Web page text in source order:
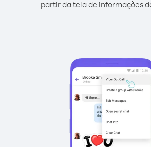
partir da tela de informações